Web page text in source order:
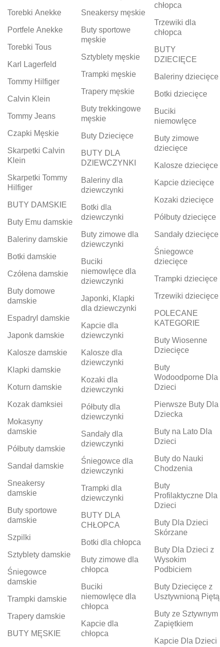
Torebki Anekke
Portfele Anekke
Torebki Tous
Karl Lagerfeld
Tommy Hilfiger
Calvin Klein
Tommy Jeans
Czapki Męskie
Skarpetki Calvin
Klein
Skarpetki Tommy
Hilfiger
BUTY DAMSKIE
Buty Emu damskie
Baleriny damskie
Botki damskie
Czółena damskie
Buty domowe
damskie
Espadryl damskie
Japonk damskie
Kalosze damskie
Klapki damskie
Koturn damskie
Kozak damksiei
Mokasyny
damskie
Półbuty damskie
Sandał damskie
Sneakersy
damskie
Buty sportowe
damskie
Szpilki
Sztyblety damskie
Śniegowce
damskie
Trampki damskie
Trapery damskie
BUTY MĘSKIE
Sneakersy męskie
Buty sportowe
męskie
Sztyblety męskie
Trampki męskie
Trapery męskie
Buty trekkingowe
męskie
Buty Dziecięce
BUTY DLA
DZIEWCZYNKI
Baleriny dla
dziewczynki
Botki dla
dziewczynki
Buty zimowe dla
dziewczynki
Buciki
niemowlęce dla
dziewczynki
Japonki, Klapki
dla dziewczynki
Kapcie dla
dziewczynki
Kalosze dla
dziewczynki
Kozaki dla
dziewczynki
Półbuty dla
dziewczynki
Sandały dla
dziewczynki
Śniegowce dla
dziewczynki
Trampki dla
dziewczynki
BUTY DLA
CHŁOPCA
Botki dla chłopca
Buty zimowe dla
chłopca
Buciki
niemowlęce dla
chłopca
Kapcie dla
chłopca
chłopca
Trzewiki dla
chłopca
BUTY
DZIECIĘCE
Baleriny dziecięce
Botki dziecięce
Buciki
niemowlęce
Buty zimowe
dziecięce
Kalosze dziecięce
Kapcie dziecięce
Kozaki dziecięce
Półbuty dziecięce
Sandały dziecięce
Śniegowce
dziecięce
Trampki dziecięce
Trzewiki dziecięce
POLECANE
KATEGORIE
Buty Wiosenne
Dziecięce
Buty
Wodoodporne Dla
Dzieci
Pierwsze Buty Dla
Dziecka
Buty na Lato Dla
Dzieci
Buty do Nauki
Chodzenia
Buty
Profilaktyczne Dla
Dzieci
Buty Dla Dzieci
Skórzane
Buty Dla Dzieci z
Wysokim
Podbiciem
Buty Dziecięce z
Usztywnioną Piętą
Buty ze Sztywnym
Zapiętkiem
Kapcie Dla Dzieci